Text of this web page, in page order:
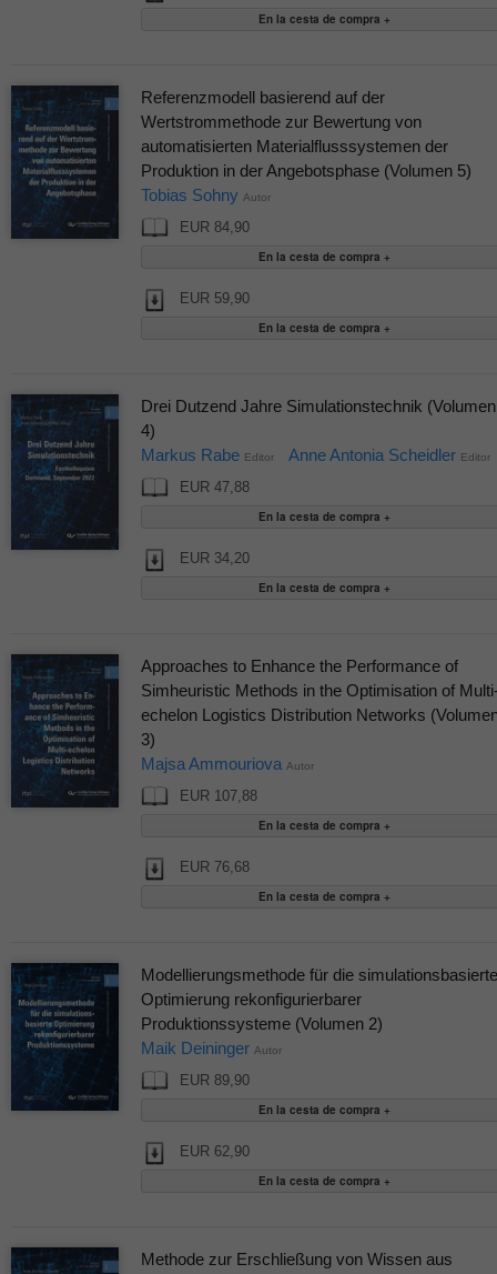
Referenzmodell basierend auf der
Wertstrommethode zur Bewertung von
automatisierten Materialflusssystemen der
Produktion in der Angebotsphase (Volumen 5)
Tobias Sohny Autor
EUR 84,90
EUR 59,90
Drei Dutzend Jahre Simulationstechnik (Volumen
4)
Markus Rabe Editor Anne Antonia Scheidler Editor
EUR 47,88
EUR 34,20
Approaches to Enhance the Performance of
Simheuristic Methods in the Optimisation of
echelon Logistics Distribution Networks
3)
Majsa Ammouriova Autor
EUR 107,88
EUR 76,68
Modellierungsmethode für die simulationsbasierte
Optimierung rekonfigurierbarer
Produktionssysteme (Volumen 2)
Maik Deininger Autor
EUR 89,90
EUR 62,90
Methode zur Erschließung von Wissen aus